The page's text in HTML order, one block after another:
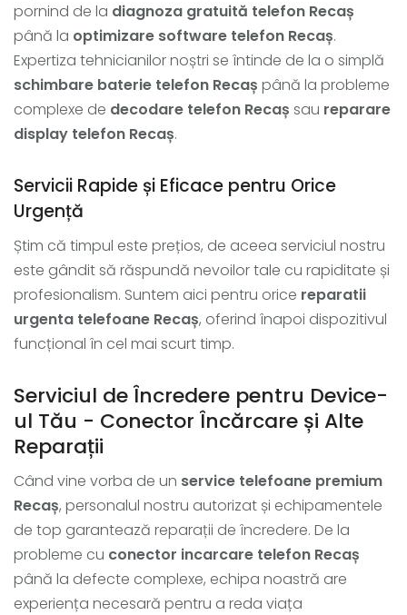
pornind de la diagnoza gratuită telefon Recaș
până la optimizare software telefon Recaș.
Expertiza tehnicianilor noștri se întinde de la o simplă
schimbare baterie telefon Recaș până la probleme
complexe de decodare telefon Recaș sau reparare
display telefon Recaș.
Servicii Rapide și Eficace pentru Orice
Urgență
Știm că timpul este prețios, de aceea serviciul nostru
este gândit să răspundă nevoilor tale cu rapiditate și
profesionalism. Suntem aici pentru orice reparatii
urgenta telefoane Recaș, oferind înapoi dispozitivul
funcțional în cel mai scurt timp.
Serviciul de Încredere pentru Device-
ul Tău - Conector Încărcare și Alte
Reparații
Când vine vorba de un service telefoane premium
Recaș, personalul nostru autorizat și echipamentele
de top garantează reparații de încredere. De la
probleme cu conector incarcare telefon Recaș
până la defecte complexe, echipa noastră are
experiența necesară pentru a reda viața